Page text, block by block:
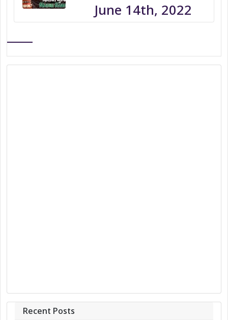
June 14th, 2022
Recent Posts